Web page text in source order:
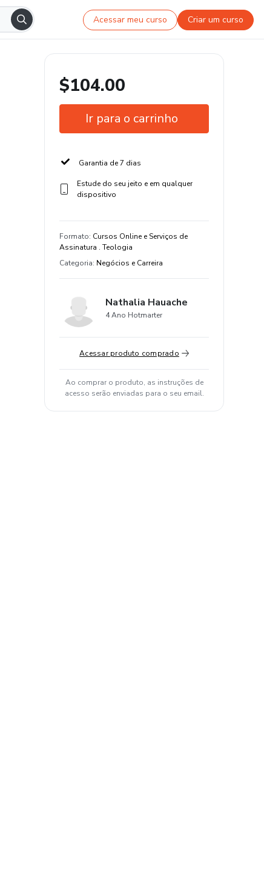
Acessar meu curso Criar um curso
$104.00
Ir para o carrinho
Garantia de 7 dias
Estude do seu jeito e em qualquer
dispositivo
Formato: Cursos Online e Serviços de
Assinatura . Teologia
Categoria: Negócios e Carreira
Nathalia Hauache
4 Ano Hotmarter
Acessar produto comprado
Ao comprar o produto, as instruções de
acesso serão enviadas para o seu email.